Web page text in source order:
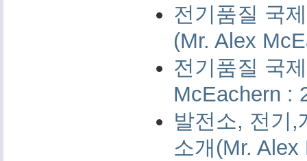
전기품질 국
(Mr. Alex
전기품질 국
McEachern :
발전소, 전기,
소개(Mr.